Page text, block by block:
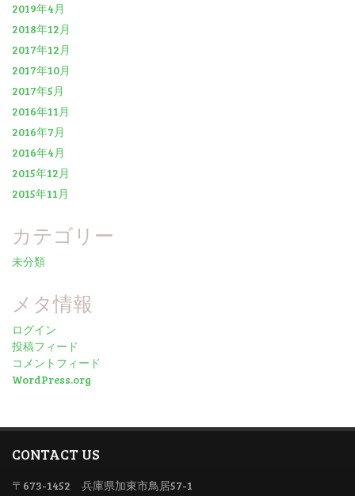
2019年4月
2018年12月
2017年12月
2017年10月
2017年5月
2016年11月
2016年7月
2016年4月
2015年12月
2015年11月
カテゴリー
未分類
メタ情報
ログイン
投稿フィード
コメントフィード
WordPress.org
CONTACT US
〒673-1452 兵庫県加東市鳥居57-1